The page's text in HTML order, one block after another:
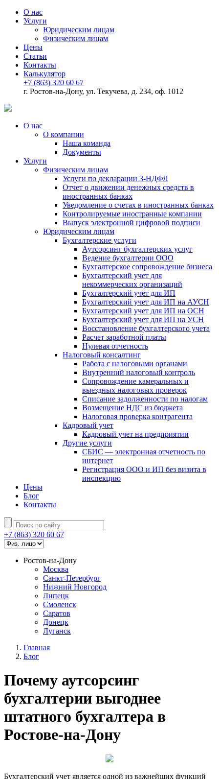
О нас
Услуги
Юридическим лицам
Физическим лицам
Цены
Статьи
Контакты
Калькулятор
+7 (863) 320 60 67
г. Ростов-на-Дону, ул. Текучева, д. 234, оф. 1012
О нас
О компании
Наша команда
Документы
Услуги
Физическим лицам
Услуги по декларации 3-НДФЛ
Отчет о движении денежных средств в
иностранных банках
Уведомление о счетах в иностранных банках
Контролируемые иностранные компании
Выпуск электронной цифровой подписи
Юридическим лицам
Бухгалтерские услуги
Аутсорсинг бухгалтерских услуг
Ведение бухгалтерии ООО
Бухгалтерское сопровождение бизнеса
Бухгалтерский учет для
некоммерческих организаций
Бухгалтерский учет для ИП
Бухгалтерский учет для ИП на АУСН
Бухгалтерский учет для ИП на ОСН
Бухгалтерский учет для ИП на УСН
Восстановление бухгалтерского учета
Расчет заработной платы
Нулевая отчетность
Налоговый консалтинг
Работа с налоговыми органами
Внутренний налоговый контроль
Сопровождение камеральных и
выездных налоговых проверок
Списание задолженности по налогам
Возмещение НДС из бюджета
Налоговая проверка контрагента
Кадровый учет
Кадровый учет на предприятии
Другие услуги
СБИС — электронная отчетность по
интернет
Регистрация ООО и ИП без визита в
инспекцию
Цены
Блог
Контакты
+7 (863) 320 60 67
Ростов-на-Дону
Москва
Санкт-Петербург
Нижний Новгород
Липецк
Смоленск
Саратов
Донецк
Луганск
Главная
Блог
Почему аутсорсинг
бухгалтерии выгоднее
штатного бухгалтера в
Ростове-на-Дону
Бухгалтерский учет является одной из важнейших функций